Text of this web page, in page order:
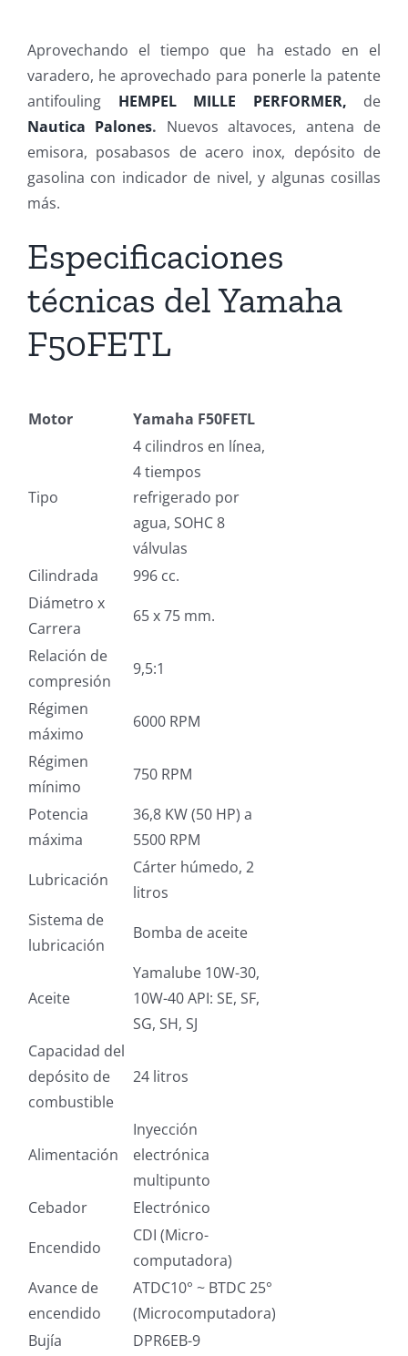
Aprovechando el tiempo que ha estado en el
varadero, he aprovechado para ponerle la patente
antifouling HEMPEL MILLE PERFORMER, de
Nautica Palones. Nuevos altavoces, antena de
emisora, posabasos de acero inox, depósito de
gasolina con indicador de nivel, y algunas cosillas
más.
Especificaciones
técnicas del Yamaha
F50FETL
Motor Yamaha F50FETL
Tipo
4 cilindros en línea,
4 tiempos
refrigerado por
agua, SOHC 8
válvulas
Cilindrada
996 cc.
Diámetro x
Carrera
65 x 75 mm.
Relación de
compresión
9,5:1
Régimen
máximo
6000 RPM
Régimen
mínimo
750 RPM
Potencia
máxima
36,8 KW (50 HP) a
5500 RPM
Lubricación
Cárter húmedo, 2
litros
Sistema de
lubricación
Bomba de aceite
Aceite
Yamalube 10W-30,
10W-40 API: SE, SF,
SG, SH, SJ
Capacidad del
depósito de
combustible
24 litros
Alimentación
Inyección
electrónica
multipunto
Cebador
Electrónico
Encendido
CDI (Micro-
computadora)
Avance de
encendido
ATDC10° ~ BTDC 25°
(Microcomputadora)
Bujía
DPR6EB-9